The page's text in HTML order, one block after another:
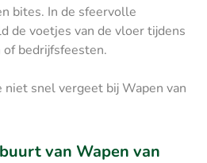
bites. In de sfeervolle
de voetjes van de vloer tijdens
bedrijfsfeesten.
snel vergeet bij Wapen van
van Wapen van